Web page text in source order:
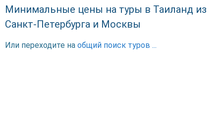
Минимальные цены на туры в Таиланд из
Санкт-Петербурга и Москвы
Или переходите на общий поиск туров ...